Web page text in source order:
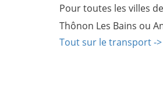
Pour toutes les villes
Thônon Les Bains ou
Tout sur le transport ->